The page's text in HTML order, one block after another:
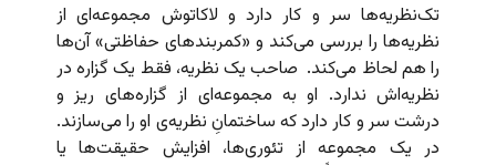
تک‌نظریه‌ها سر و کار دارد و لاکاتوش مجموعه‌ای از
نظریه‌ها را بررسی می‌کند و «کمربندهای حفاظتی» آن‌ها
را هم لحاظ می‌کند. صاحب یک نظریه، فقط یک گزاره در
نظریه‌اش ندارد. او به مجموعه‌ای از گزاره‌های ریز و
درشت سر و کار دارد که ساختمانِ نظریه‌ی او را می‌سازند.
در یک مجموعه از تئوری‌ها، افزایش حقیقت‌ها یا